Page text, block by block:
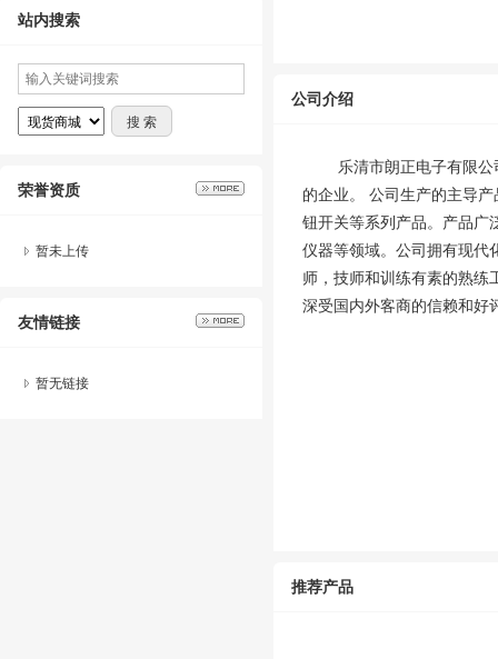
站内搜索
荣誉资质
暂未上传
友情链接
暂无链接
公司介绍
乐清市朗正电子有限公司
的企业。 公司生产的主导
钮开关等系列产品。产品广
仪器等领域。公司拥有现代
师，技师和训练有素的熟练
深受国内外客商的信赖和好
推荐产品